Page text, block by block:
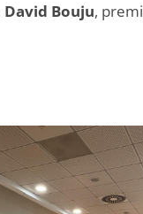
David Bouju,